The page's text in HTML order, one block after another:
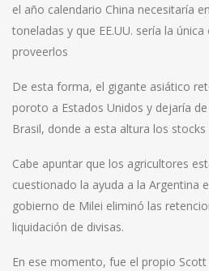
el año calendario China necesitaría
toneladas y que EE.UU. sería la
proveerlos
De esta forma, el gigante asiático
poroto a Estados Unidos y dejaría
Brasil, donde a esta altura los
Cabe apuntar que los agricultores
cuestionado la ayuda a la Argentina
gobierno de Milei eliminó las
liquidación de divisas.
En ese momento, fue el propio